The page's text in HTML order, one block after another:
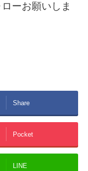
ーお願いしま
Share
Pocket
LINE